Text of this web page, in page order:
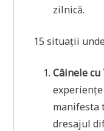
zilnică.
15 situații
Câinele cu
manifesta
dresajul